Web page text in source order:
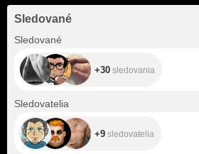
Sledované
Sledované
+30 sledovania
Sledovatelia
+9 sledovatelia